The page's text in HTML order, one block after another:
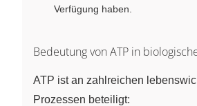
Verfügung haben.
Bedeutung von ATP in
ATP ist an zahlreichen
Prozessen beteiligt: